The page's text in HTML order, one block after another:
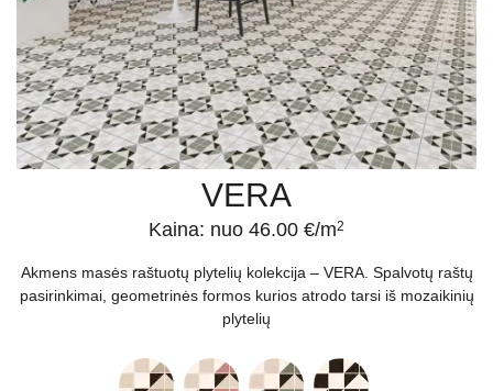
VERA
Kaina: nuo 46.00 €/m2
Akmens masės raštuotų plytelių kolekcija – VERA. Spalvotų raštų
pasirinkimai, geometrinės formos kurios atrodo tarsi iš mozaikinių
plytelių